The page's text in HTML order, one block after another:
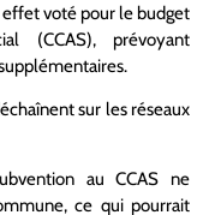
effet voté pour le budget
(CCAS), prévoyant
sur les réseaux
au CCAS ne
ce qui pourrait